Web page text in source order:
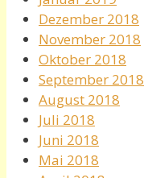
Dezember 2018
November 2018
Oktober 2018
September 2018
August 2018
Juli 2018
Juni 2018
Mai 2018